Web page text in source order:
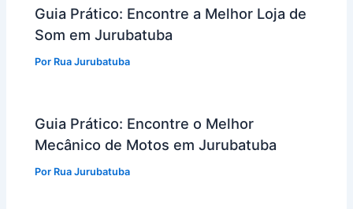
Guia Prático: Encontre a Melhor Loja de
Som em Jurubatuba
Por Rua Jurubatuba
Guia Prático: Encontre o Melhor
Mecânico de Motos em Jurubatuba
Por Rua Jurubatuba